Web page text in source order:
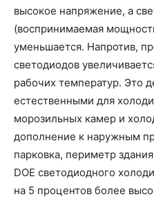
высокое напряжение, а
(воспринимаемая
уменьшается. Напротив,
светодиодов
рабочих температур. Это
естественными для
морозильных камер и
дополнение к наружным
парковка, периметр
DOE светодиодного
на 5 процентов более